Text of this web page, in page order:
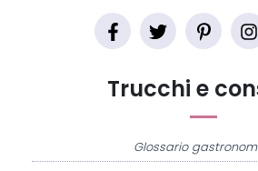
Trucchi e
Glossario